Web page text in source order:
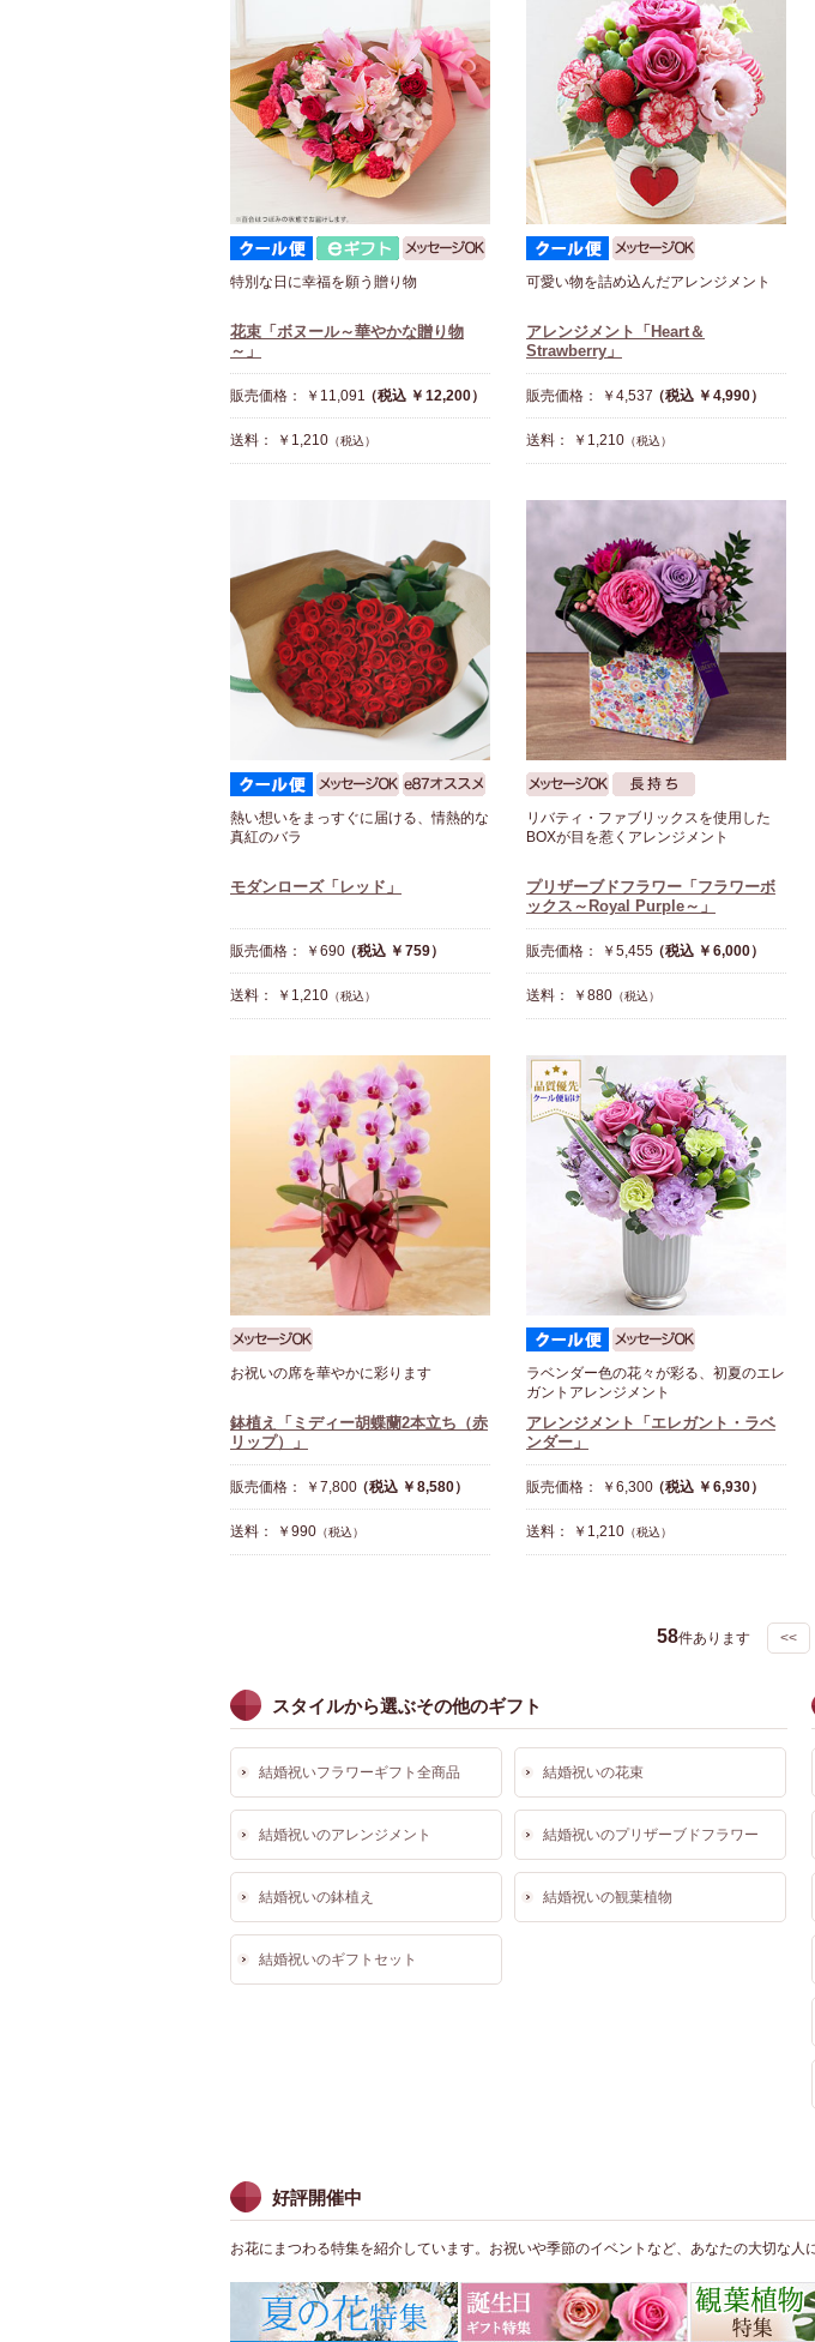
特別な日に幸福を願う贈り物
花束「ボヌール～華やかな贈り物
～」
販売価格： ￥11,091（税込 ￥12,200）
送料： ￥1,210 （税込）
可愛い物を詰め込んだアレンジメント
アレンジメント「Heart＆
Strawberry」
販売価格： ￥4,537（税込 ￥4,990）
送料： ￥1,210 （税込）
熱い想いをまっすぐに届ける、情熱的な
真紅のバラ
モダンローズ「レッド」
販売価格： ￥690（税込 ￥759）
送料： ￥1,210 （税込）
リバティ・ファブリックスを使用した
BOXが目を惹くアレンジメント
プリザーブドフラワー「フラワーボ
ックス～Royal Purple～」
販売価格： ￥5,455（税込 ￥6,000）
送料： ￥880 （税込）
お祝いの席を華やかに彩ります
鉢植え「ミディー胡蝶蘭2本立ち（赤
リップ）」
販売価格： ￥7,800（税込 ￥8,580）
送料： ￥990 （税込）
ラベンダー色の花々が彩る、初夏のエレ
ガントアレンジメント
アレンジメント「エレガント・ラベ
ンダー」
販売価格： ￥6,300（税込 ￥6,930）
送料： ￥1,210 （税込）
58件あります <<
スタイルから選ぶその他のギフト
結婚祝いフラワーギフト全商品 結婚祝いの花束
結婚祝いのアレンジメント 結婚祝いのプリザーブドフラワー
結婚祝いの鉢植え 結婚祝いの観葉植物
結婚祝いのギフトセット
好評開催中
お花にまつわる特集を紹介しています。お祝いや季節のイベントなど、あなたの大切な人